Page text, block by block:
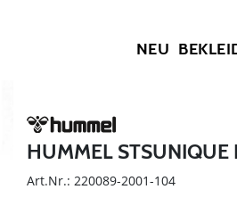
NEU
HUMMEL STSUNIQUE
Art.Nr.: 220089-2001-104